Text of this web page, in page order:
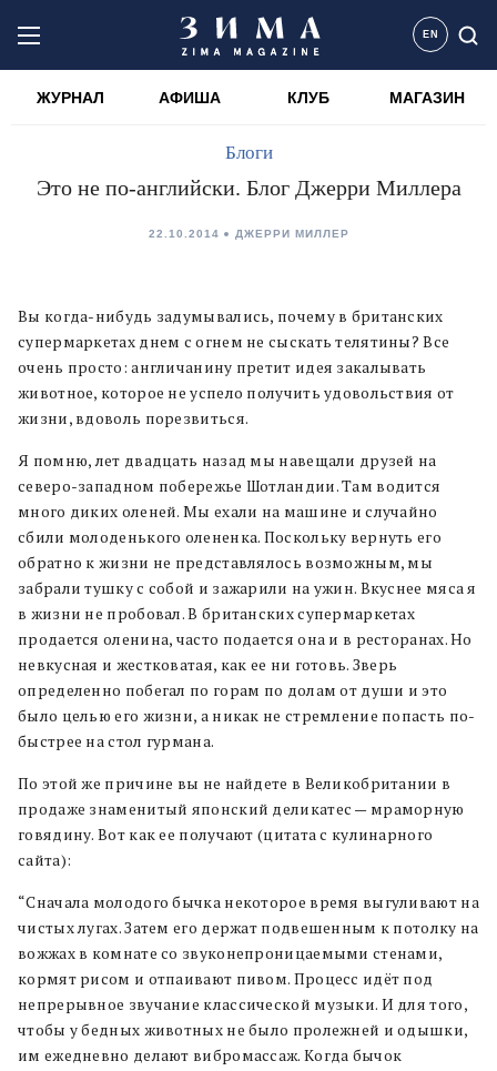
EN
ЖУРНАЛ АФИША КЛУБ МАГАЗИН
Блоги
Это не по-английски. Блог Джерри Миллера
22.10.2014 ДЖЕРРИ МИЛЛЕР
Вы когда-нибудь задумывались, почему в британских
супермаркетах днем с огнем не сыскать телятины? Все
очень просто: англичанину претит идея закалывать
животное, которое не успело получить удовольствия от
жизни, вдоволь порезвиться.
Я помню, лет двадцать назад мы навещали друзей на
северо-западном побережье Шотландии. Там водится
много диких оленей. Мы ехали на машине и случайно
сбили молоденького олененка. Поскольку вернуть его
обратно к жизни не представлялось возможным, мы
забрали тушку с собой и зажарили на ужин. Вкуснее мяса я
в жизни не пробовал. В британских супермаркетах
продается оленина, часто подается она и в ресторанах. Но
невкусная и жестковатая, как ее ни готовь. Зверь
определенно побегал по горам по долам от души и это
было целью его жизни, а никак не стремление попасть по-
быстрее на стол гурмана.
По этой же причине вы не найдете в Великобритании в
продаже знаменитый японский деликатес — мраморную
говядину. Вот как ее получают (цитата с кулинарного
сайта):
“Сначала молодого бычка некоторое время выгуливают на
чистых лугах. Затем его держат подвешенным к потолку на
вожжах в комнате со звуконепроницаемыми стенами,
кормят рисом и отпаивают пивом. Процесс идёт под
непрерывное звучание классической музыки. И для того,
чтобы у бедных животных не было пролежней и одышки,
им ежедневно делают вибромассаж. Когда бычок